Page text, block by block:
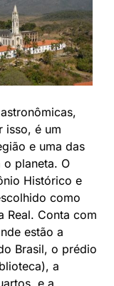
isso, é um
e uma das
planeta. O
Histórico e
como
Real. Conta com
estão a
Brasil, o prédio
a
e a